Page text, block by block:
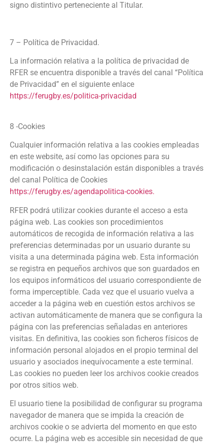
signo distintivo perteneciente al Titular.
7 – Política de Privacidad.
La información relativa a la política de privacidad de
RFER se encuentra disponible a través del canal “Política
de Privacidad” en el siguiente enlace
https://ferugby.es/politica-privacidad
8 -Cookies
Cualquier información relativa a las cookies empleadas
en este website, así como las opciones para su
modificación o desinstalación están disponibles a través
del canal Política de Cookies
https://ferugby.es/agendapolitica-cookies.
RFER podrá utilizar cookies durante el acceso a esta
página web. Las cookies son procedimientos
automáticos de recogida de información relativa a las
preferencias determinadas por un usuario durante su
visita a una determinada página web. Esta información
se registra en pequeños archivos que son guardados en
los equipos informáticos del usuario correspondiente de
forma imperceptible. Cada vez que el usuario vuelva a
acceder a la página web en cuestión estos archivos se
activan automáticamente de manera que se configura la
página con las preferencias señaladas en anteriores
visitas. En definitiva, las cookies son ficheros físicos de
información personal alojados en el propio terminal del
usuario y asociados inequívocamente a este terminal.
Las cookies no pueden leer los archivos cookie creados
por otros sitios web.
El usuario tiene la posibilidad de configurar su programa
navegador de manera que se impida la creación de
archivos cookie o se advierta del momento en que esto
ocurre. La página web es accesible sin necesidad de que